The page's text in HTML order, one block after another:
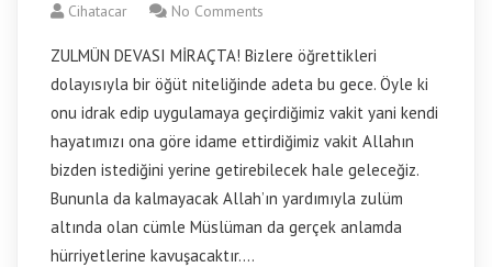
Cihatacar No Comments
ZULMÜN DEVASI MİRAÇTA! Bizlere öğrettikleri
dolayısıyla bir öğüt niteliğinde adeta bu gece. Öyle ki
onu idrak edip uygulamaya geçirdiğimiz vakit yani kendi
hayatımızı ona göre idame ettirdiğimiz vakit Allahın
bizden istediğini yerine getirebilecek hale geleceğiz.
Bununla da kalmayacak Allah’ın yardımıyla zulüm
altında olan cümle Müslüman da gerçek anlamda
hürriyetlerine kavuşacaktır.…